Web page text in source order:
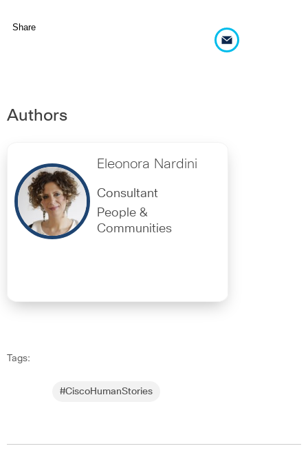
Share
Authors
Eleonora Nardini
Consultant
People &
Communities
Tags:
#CiscoHumanStories